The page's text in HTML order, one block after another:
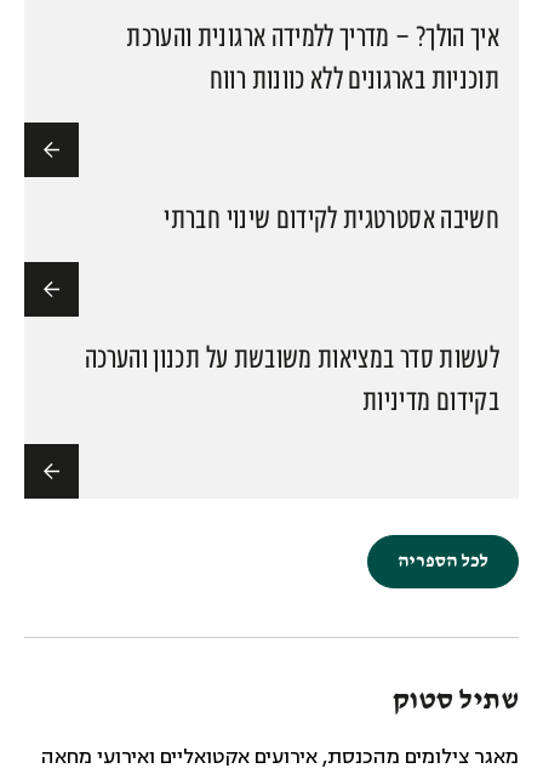
איך הולך? – מדריך ללמידה ארגונית והערכת
תוכניות בארגונים ללא כוונות רווח
חשיבה אסטרטגית לקידום שינוי חברתי
לעשות סדר במציאות משובשת על תכנון והערכה
בקידום מדיניות
לכל הספריה
שתיל סטוק
מאגר צילומים מהכנסת, אירועים אקטואליים ואירועי מחאה